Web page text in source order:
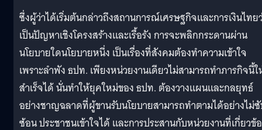
ซึ่งผู้ว่าได้เริ่มต้นกล่าวถึงสถานการณ์เศรษฐกิจและการเงินไทย
เป็นปัญหาเชิงโครงสร้างและเรื้อรัง การจะพลิกกระดานผ่าน
นโยบายใดนโยบายหนึ่ง เป็นเรื่องที่สังคมต้องทำความเข้าใจ
เพราะลำพัง ธปท. เพียงหน่วยงานเดียวไม่สามารถทำภารกิจนี้
สำเร็จได้ นั่นทำให้ยุคใหม่ของ ธปท. ต้องวางแผนและกลยุทธ์
อย่างชาญฉลาดที่ผู้ขานรับนโยบายสามารถทำตามได้อย่างไม่
ซ้อน ประชาชนเข้าใจได้ และการประสานกับหน่วยงานที่เกี่ยวข้